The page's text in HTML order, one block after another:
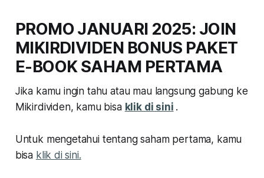
PROMO JANUARI 2025: JOIN
MIKIRDIVIDEN BONUS PAKET
E-BOOK SAHAM PERTAMA
Jika kamu ingin tahu atau mau langsung gabung ke
Mikirdividen, kamu bisa klik di sini .
Untuk mengetahui tentang saham pertama, kamu
bisa klik di sini.